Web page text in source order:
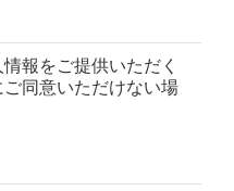
報をご提供いただく
同意いただけない場